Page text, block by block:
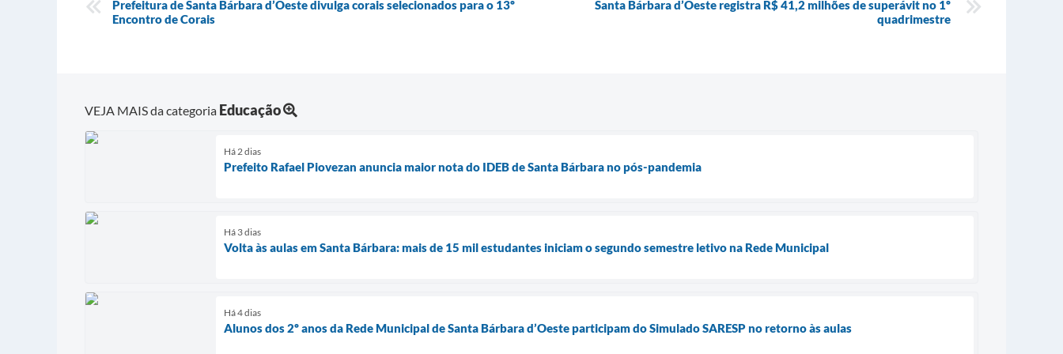
Prefeitura de Santa Bárbara d’Oeste divulga corais selecionados para o 13º
Encontro de Corais
Santa Bárbara d’Oeste registra R$ 41,2 milhões de superávit no 1º
quadrimestre
VEJA MAIS da categoria Educação
Há 2 dias
Prefeito Rafael Piovezan anuncia maior nota do IDEB de Santa Bárbara no pós-pandemia
Há 3 dias
Volta às aulas em Santa Bárbara: mais de 15 mil estudantes iniciam o segundo semestre letivo na Rede Municipal
Há 4 dias
Alunos dos 2º anos da Rede Municipal de Santa Bárbara d’Oeste participam do Simulado SARESP no retorno às aulas